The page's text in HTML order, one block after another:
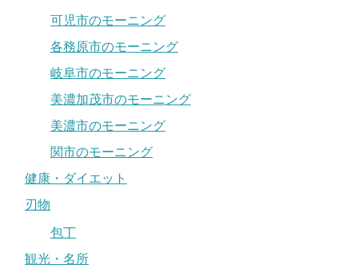
可児市のモーニング
各務原市のモーニング
岐阜市のモーニング
美濃加茂市のモーニング
美濃市のモーニング
関市のモーニング
健康・ダイエット
刃物
包丁
観光・名所